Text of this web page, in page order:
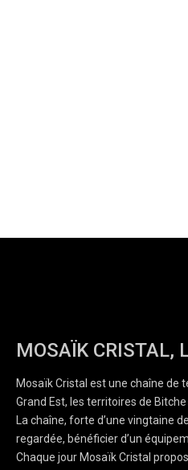
MOSAÏK CRISTAL,
Mosaïk Cristal est une chaîne de
Grand Est, les territoires de
La chaîne, forte d’une vingtaine
regardée, bénéficier d’un
Chaque jour Mosaïk Cristal